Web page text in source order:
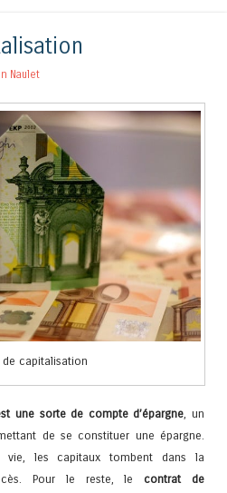
Naulet
de capitalisation
une sorte de compte d’épargne, un
de se constituer une épargne.
vie, les capitaux tombent dans la
Pour le reste, le contrat de